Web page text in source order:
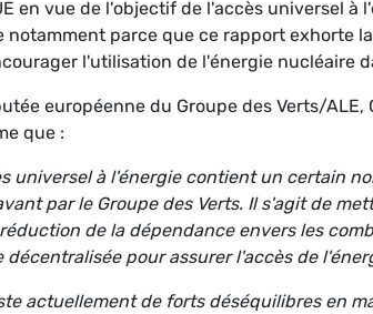
en vue de l'objectif de l'accès universel à
notamment parce que ce rapport exhorte
l'utilisation de l'énergie nucléaire
européenne du Groupe des Verts/
que :
universel à l'énergie contient un certain
par le Groupe des Verts. Il s'agit de
de la dépendance envers les
pour assurer l'accès de
actuellement de forts déséquilibres en